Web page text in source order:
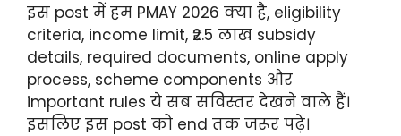
इस post में हम PMAY 2026 क्या है, eligibility
criteria, income limit, ₹2.5 लाख subsidy
details, required documents, online apply
process, scheme components और
important rules ये सब सविस्तर देखने वाले हैं।
इसलिए इस post को end तक जरूर पढ़ें।